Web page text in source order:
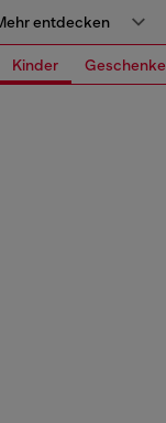
entdecken
Kinder Geschenke